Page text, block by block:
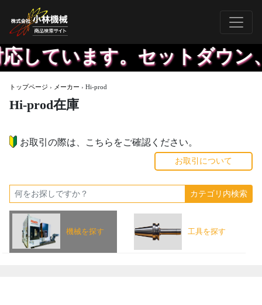
ています。セットダウン
トップページ › メーカー › Hi-prod
Hi-prod在庫
お取引の際は、こちらをご確認ください。
お取引について
機械を探す 工具を探す